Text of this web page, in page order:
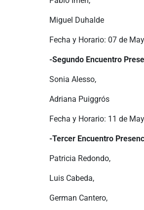
Miguel Duhalde
Fecha y Horario: 07 de
-Segundo Encuentro
Sonia Alesso,
Adriana Puiggrós
Fecha y Horario: 11 de
-Tercer Encuentro
Patricia Redondo,
Luis Cabeda,
German Cantero,